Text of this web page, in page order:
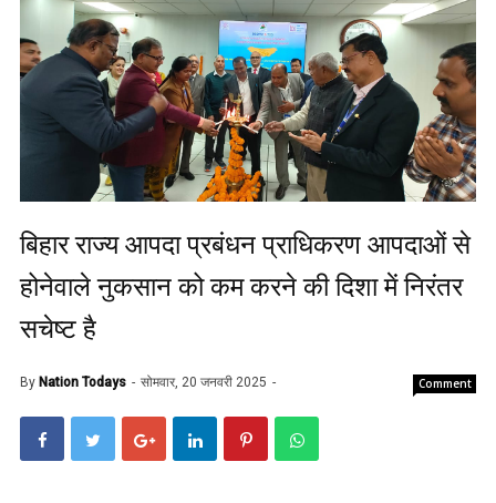
बिहार राज्य आपदा प्रबंधन प्राधिकरण आपदाओं से
होनेवाले नुकसान को कम करने की दिशा में निरंतर
सचेष्ट है
By Nation Todays सोमवार, 20 जनवरी 2025 Comment